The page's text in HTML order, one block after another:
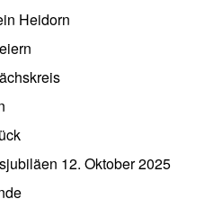
Heidorn
12. Oktober 2025